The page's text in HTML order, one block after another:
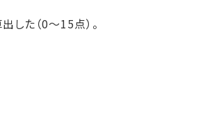
した（0～15点）。